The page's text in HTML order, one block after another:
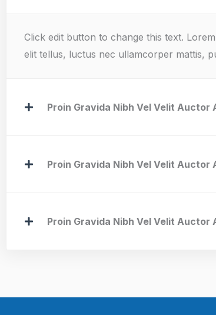
Click edit button to change this text.
elit tellus, luctus nec ullamcorper mattis,
Proin Gravida Nibh Vel Velit Auctor
Proin Gravida Nibh Vel Velit Auctor
Proin Gravida Nibh Vel Velit Auctor